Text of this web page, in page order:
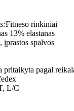
Fitneso rinkiniai
13% elastanas
įprastos spalvos
pritaikyta pagal
L/C